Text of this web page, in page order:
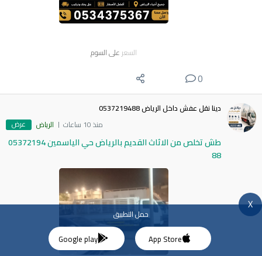
السعر على السوم
0
دينا نقل عفش داخل الرياض 0537219488
منذ 10 ساعات
الرياض عرض
طش تخلص من الاثاث القديم بالرياض حي الياسمين 05372194
88
X
حمل التطبيق
App Store
Google play